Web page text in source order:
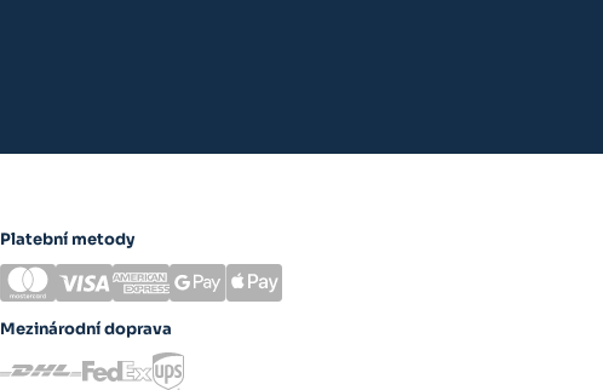
Platební metody
Mezinárodní doprava